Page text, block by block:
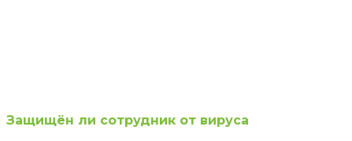
Защищён ли сотрудник от вируса